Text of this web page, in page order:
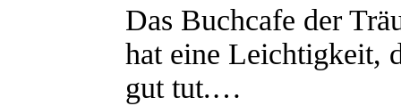
Das Buchcafe der
hat eine Leichtigkeit,
gut tut.…